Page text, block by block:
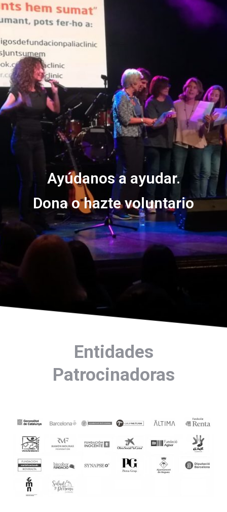
Ayúdanos a ayudar.
Dona o hazte voluntario
Entidades
Patrocinadoras